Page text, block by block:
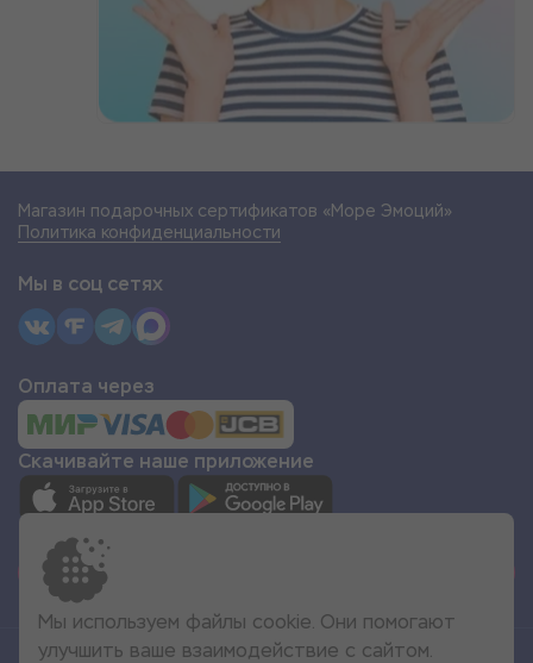
Магазин подарочных сертификатов «Море Эмоций»
Политика конфиденциальности
Мы в соц сетях
Оплата через
Скачивайте наше приложение
Мы используем файлы cookie. Они помогают
улучшить ваше взаимодействие с сайтом.